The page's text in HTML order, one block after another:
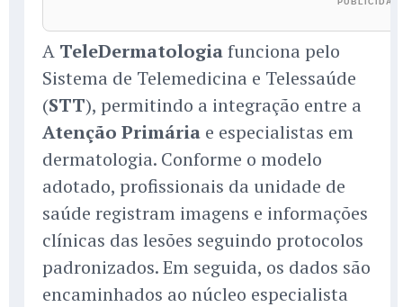
A TeleDermatologiafunciona pelo
Sistema de Telemedicina e Telessaúde
(STT), permitindo a integração entre a
Atenção Primária e especialistas em
dermatologia. Conforme o modelo
adotado, profissionais da unidade de
saúde registram imagens e informações
clínicas das lesões seguindo protocolos
padronizados. Em seguida, os dados são
encaminhados ao núcleo especialista